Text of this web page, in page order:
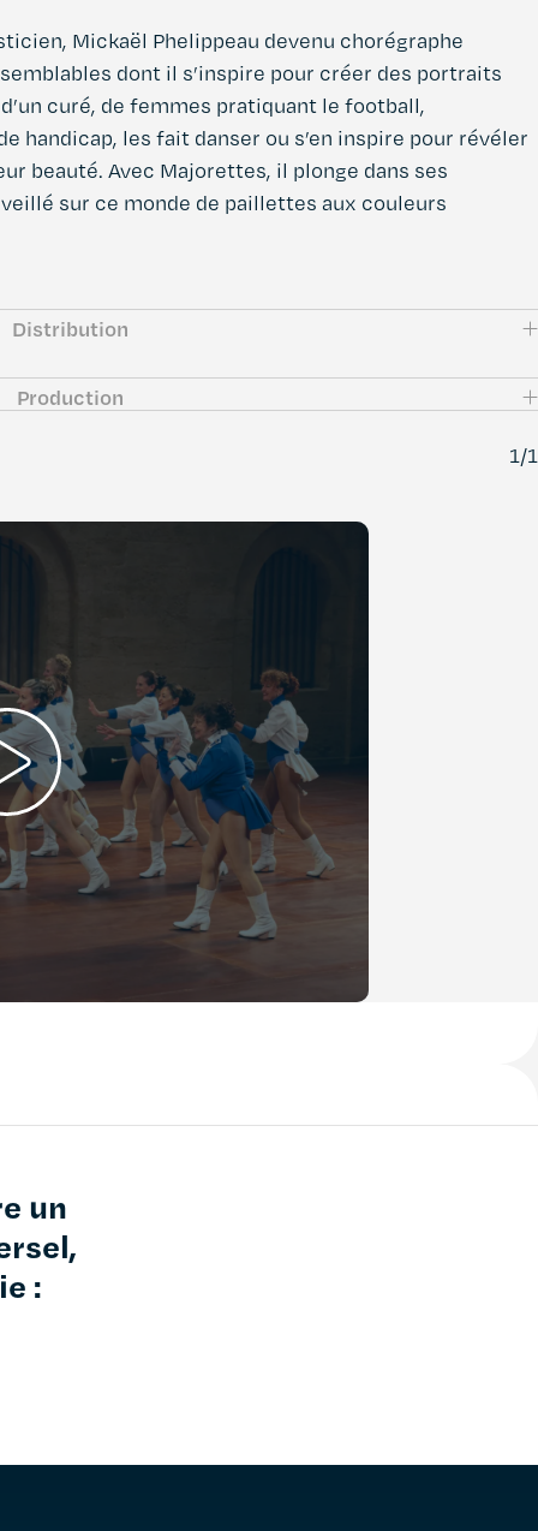
Mickaël Phelippeau devenu chorégraphe
dont il s’inspire pour créer des portraits
curé, de femmes pratiquant le football,
handicap, les fait danser ou s’en inspire pour révéler
beauté. Avec Majorettes, il plonge dans ses
sur ce monde de paillettes aux couleurs
Distribution
Production
1/1
un
: